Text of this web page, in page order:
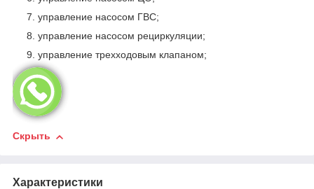
управление насосом ГВС;
управление насосом рециркуляции;
управление трехходовым клапаном;
Скрыть
Характеристики